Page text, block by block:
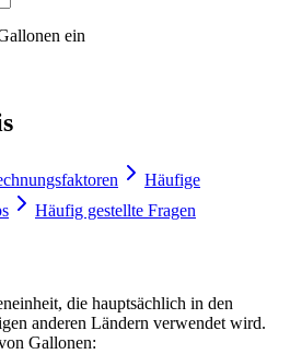
ein
Häufige
Häufig gestellte Fragen
die hauptsächlich in den
anderen Ländern verwendet wird.
Gallonen: